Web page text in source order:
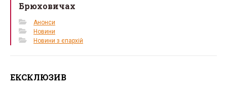
Брюховичах
Анонси
Новини
Новини з єпархій
ЕКСКЛЮЗИВ